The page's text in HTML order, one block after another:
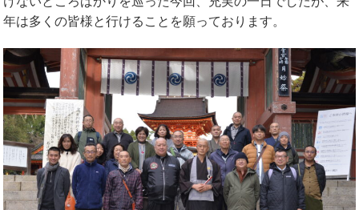
年は多くの皆様と行けることを願っております。